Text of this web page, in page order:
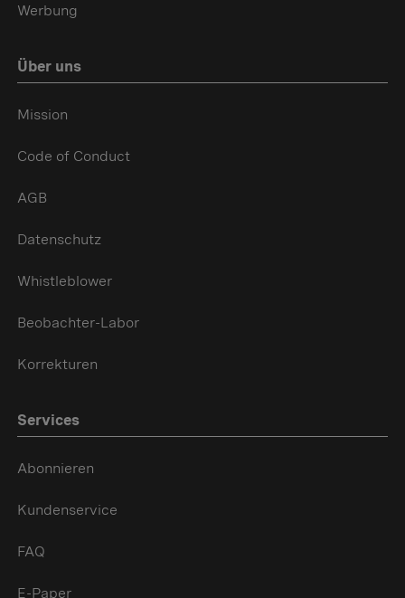
Werbung
Über uns
Mission
Code of Conduct
AGB
Datenschutz
Whistleblower
Beobachter-Labor
Korrekturen
Services
Abonnieren
Kundenservice
FAQ
E-Paper